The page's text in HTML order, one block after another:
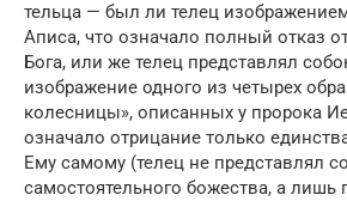
тельца — был ли телец изображением
Аписа, что означало полный отказ
Бога, или же телец представлял
изображение одного из четырех
колесницы», описанных у пророка
означало отрицание только
Ему самому (телец не представлял
самостоятельного божества, а лишь